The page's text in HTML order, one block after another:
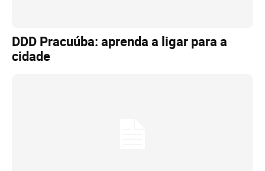
DDD Pracuúba: aprenda a ligar para a
cidade